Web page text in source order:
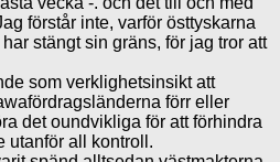
förstår inte, varför östtyskarna
stängt sin gräns, för jag tror att
som verklighetsinsikt att
förr eller
det oundvikliga för att förhindra
utanför all kontroll.